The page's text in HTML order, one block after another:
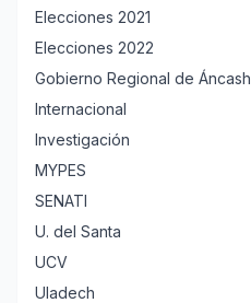
Elecciones 2021
Elecciones 2022
Gobierno Regional de Áncash
Internacional
Investigación
MYPES
SENATI
U. del Santa
UCV
Uladech